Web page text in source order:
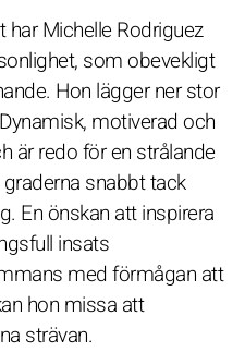
har Michelle Rodriguez
som obevekligt
Hon lägger ner stor
motiverad och
är redo för en strålande
snabbt tack
En önskan att inspirera
insats
med förmågan att
hon missa att
strävan.